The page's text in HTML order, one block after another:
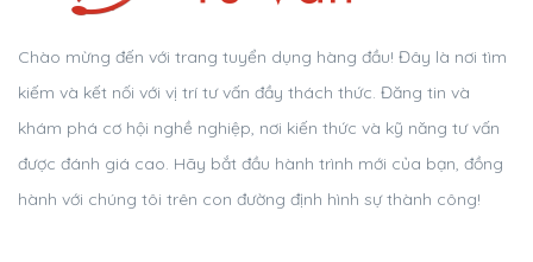
Chào mừng đến với trang tuyển dụng hàng đầu! Đây là nơi tìm
kiếm và kết nối với vị trí tư vấn đầy thách thức. Đăng tin và
khám phá cơ hội nghề nghiệp, nơi kiến thức và kỹ năng tư vấn
được đánh giá cao. Hãy bắt đầu hành trình mới của bạn, đồng
hành với chúng tôi trên con đường định hình sự thành công!